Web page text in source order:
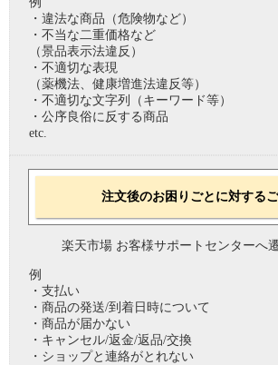
・違法な商品（危険物など）
・不当な二重価格など
（景品表示法違反）
・不適切な表現
（薬機法、健康増進法違反等）
・不適切な文字列（キーワード等）
・公序良俗に反する商品
etc.
注文後のお困りごとに対する
楽天市場 お客様サポートセンターへ
例
・支払い
・商品の発送/到着日時について
・商品が届かない
・キャンセル/返金/返品/交換
・ショップと連絡がとれない